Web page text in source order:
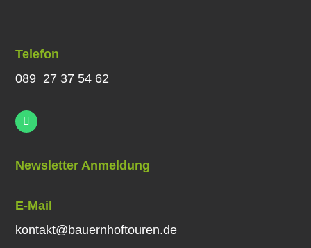
Telefon
089 27 37 54 62
Newsletter Anmeldung
E-Mail
kontakt@bauernhoftouren.de